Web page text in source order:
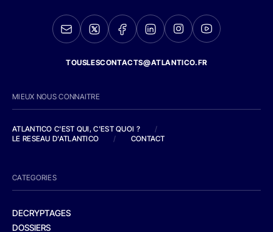
TOUSLESCONTACTS@ATLANTICO.FR
MIEUX NOUS CONNAITRE
ATLANTICO C'EST QUI, C'EST QUOI ?
/
LE RESEAU D'ATLANTICO
/ CONTACT
CATEGORIES
DECRYPTAGES
DOSSIERS